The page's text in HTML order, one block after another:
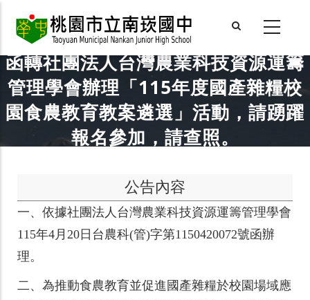
content
函轉社團法人台灣農業科技資源運籌
管理學會辦理「115年度國產雜糧校
園食農教育教案遴選」活動，請踴躍
報名參加，請查照。
公告內容
一、 依據社團法人台灣農業科技資源運籌管理學會
115年4月20日台農科(管)字第1150420072號函辦
理。
二、 為推動食農教育並促進國產雜糧於校園場域應